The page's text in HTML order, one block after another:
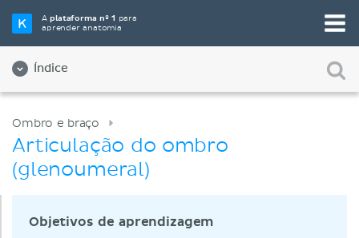
Aplataforma nº 1 para
aprender anatomia
Índice
Ombro e braço
Articulação do ombro
(glenoumeral)
Objetivos de aprendizagem